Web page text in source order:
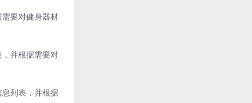
要对健身器材
并根据需要对
列表，并根据